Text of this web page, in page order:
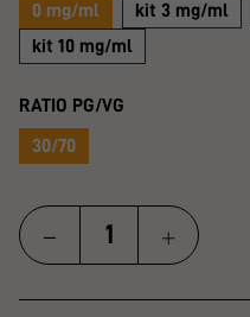
0 mg/ml kit 3 mg/ml
kit 10 mg/ml
RATIO PG/VG
30/70